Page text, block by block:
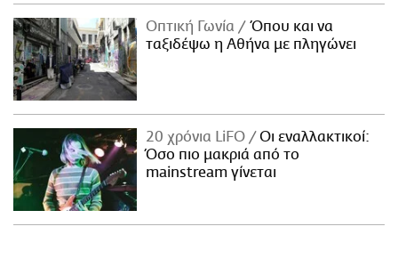
Οπτική Γωνία
Όπου και να
ταξιδέψω η Αθήνα με πληγώνει
20 χρόνια LiFO
Οι εναλλακτικοί:
Όσο πιο μακριά από το
mainstream γίνεται